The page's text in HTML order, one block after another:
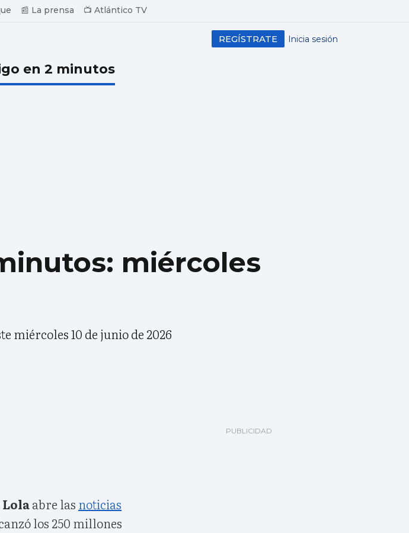
📰 La prensa 📺 Atlántico TV
Inicia sesión
REGÍSTRATE
en 2 minutos
miércoles
miércoles 10 de junio de 2026
abre las noticias
los 250 millones